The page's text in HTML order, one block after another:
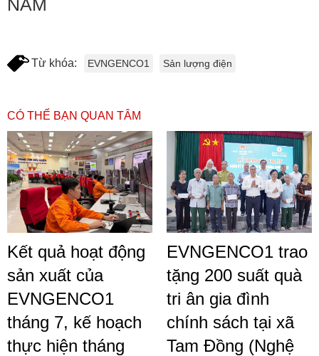
NAM
Từ khóa: EVNGENCO1 Sản lượng điện
CÓ THỂ BẠN QUAN TÂM
Kết quả hoạt động
sản xuất của
EVNGENCO1
tháng 7, kế hoạch
thực hiện tháng
EVNGENCO1 trao
tặng 200 suất quà
tri ân gia đình
chính sách tại xã
Tam Đồng (Nghệ